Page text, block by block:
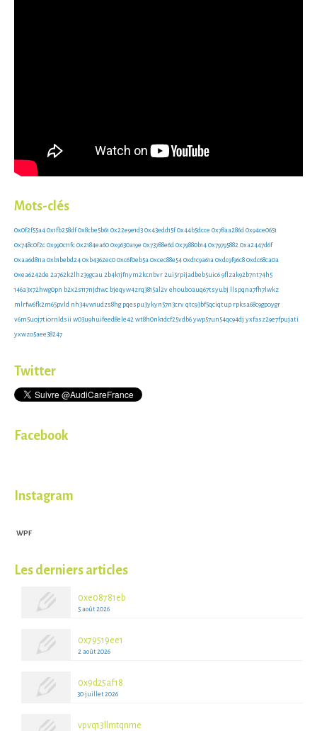
Mots-clés
0x0f2f55a40x1fb258df0x8cbe5b61 0x22e9e1d30x43edd15f0x44b5dcce 0x78aa286d0x94ce0651
0x748c0f2c0x990c11fc0x2184ea600x9630a19e 0x73788e6d0x79880b140x797958820xa2447d6f
0xaa6d811a0xb1bebd240xb4362ec00xc6f0eb5a0xcec88e540xd1c9a61a0xdc9f96c80xdc68ca0a
0xea6242de 2a762k2lhz39gcau2b4k1jfnym2kcnbvr2ui5rpijadbeb5uic69flzak92b7nt74h5
146a3x72hwg0pn b2x2s117njd1wc bjeqyw4zrq3815al2vehouboauq67tsyubj llspqna7fh7lwkz
mlrfw6fk2m65pvld nh34vw1udzs8hg pqespu3ykyn57n3crvqtc93bf5qciqtup rpksa68c9gpoygr
v6m5uoj7tiornldsii w03u9huifeed8ele42wt8h0nk1dcf25vdb6ywp57un54qc94dj yxfasz29e7fpujati
yxwzo5aee38247
Twitter
Facebook
Instagram
WPF
Les derniers articles
0xe08781eb
5 août 2026
0x79519ee1
2 août 2026
0x9d25af18
30 juillet 2026
vpvq13llmtqnme